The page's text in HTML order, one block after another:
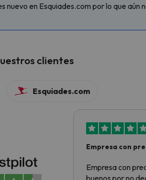
nuevo en Esquiades.com por lo que aún
clientes
Esquiades.com
Empresa con
Empresa con
buenos por no